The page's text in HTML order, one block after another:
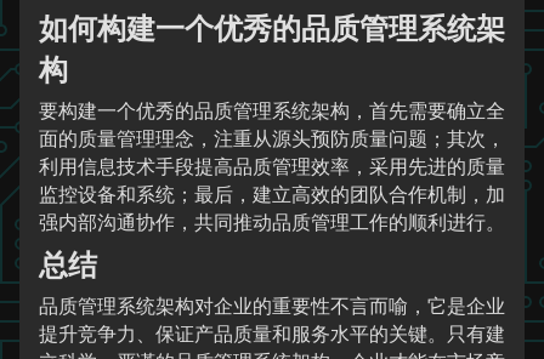
如何构建一个优秀的品质管理系统架
构
要构建一个优秀的品质管理系统架构，首先需要确立全
面的质量管理理念，注重从源头预防质量问题；其次，
利用信息技术手段提高品质管理效率，采用先进的质量
监控设备和系统；最后，建立高效的团队合作机制，加
强内部沟通协作，共同推动品质管理工作的顺利进行。
总结
品质管理系统架构对企业的重要性不言而喻，它是企业
提升竞争力、保证产品质量和服务水平的关键。只有建